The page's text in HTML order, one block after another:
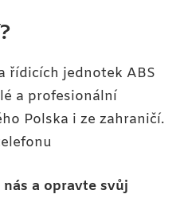
řídicích jednotek ABS
a profesionální
Polska i ze zahraničí.
a opravte svůj